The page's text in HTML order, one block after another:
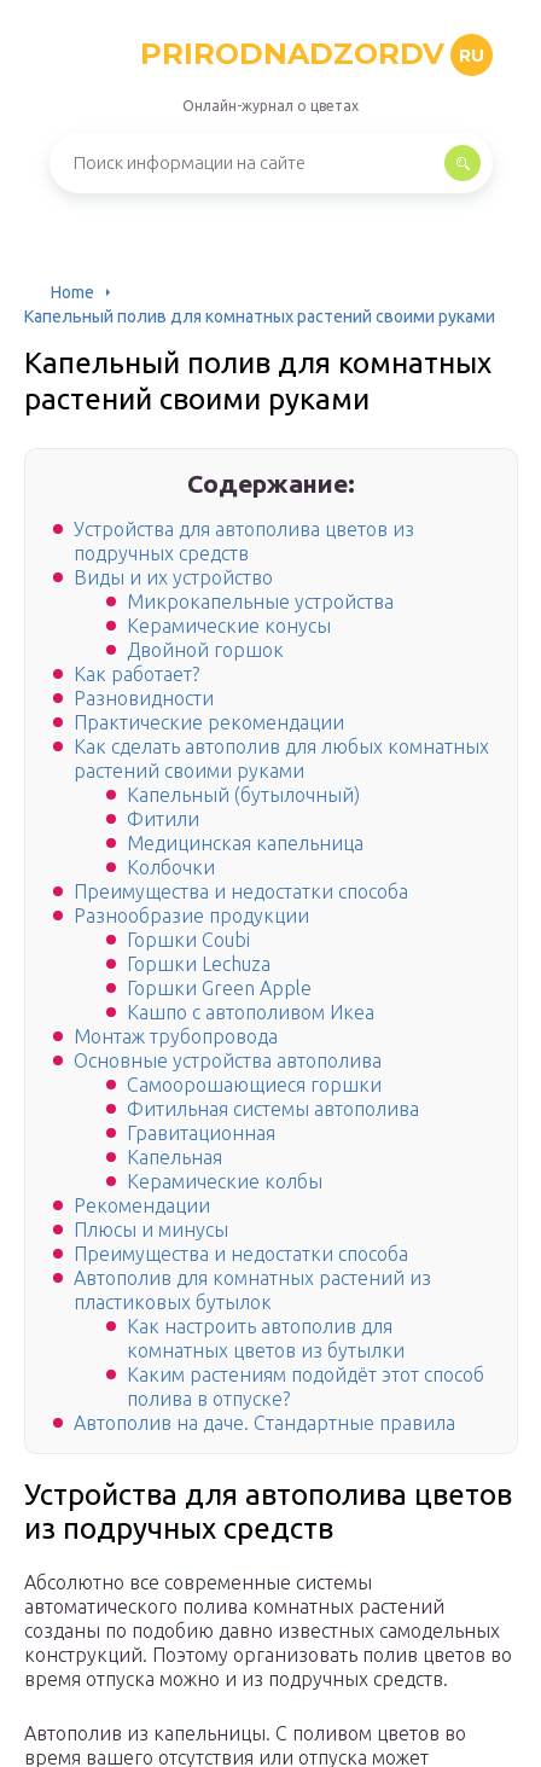
PRIRODNADZORDV RU
Онлайн-журнал о цветах
Home
Капельный полив для комнатных растений своими руками
Капельный полив для комнатных
растений своими руками
Содержание:
Устройства для автополива цветов из
подручных средств
Виды и их устройство
Микрокапельные устройства
Керамические конусы
Двойной горшок
Как работает?
Разновидности
Практические рекомендации
Как сделать автополив для любых комнатных
растений своими руками
Капельный (бутылочный)
Фитили
Медицинская капельница
Колбочки
Преимущества и недостатки способа
Разнообразие продукции
Горшки Coubi
Горшки Lechuza
Горшки Green Apple
Кашпо с автополивом Икеа
Монтаж трубопровода
Основные устройства автополива
Самоорошающиеся горшки
Фитильная системы автополива
Гравитационная
Капельная
Керамические колбы
Рекомендации
Плюсы и минусы
Преимущества и недостатки способа
Автополив для комнатных растений из
пластиковых бутылок
Как настроить автополив для
комнатных цветов из бутылки
Каким растениям подойдёт этот способ
полива в отпуске?
Автополив на даче. Стандартные правила
Устройства для автополива цветов
из подручных средств
Абсолютно все современные системы
автоматического полива комнатных растений
созданы по подобию давно известных самодельных
конструкций. Поэтому организовать полив цветов во
время отпуска можно и из подручных средств.
Автополив из капельницы. С поливом цветов во
время вашего отсутствия или отпуска может